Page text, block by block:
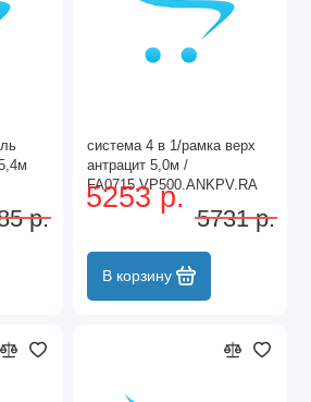
р.
система 4 в 1/рамка верх
антрацит 5,0м /
FA0715.VP500.ANKPV.RA
5253 р.
5731 р.
В корзину